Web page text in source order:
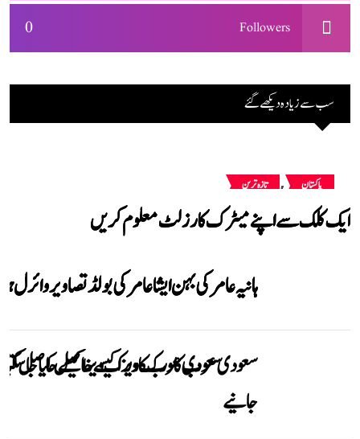
0 Followers
سب سے زیادہ دیکھے گئے
پاکستان , تازہ ترین
ایک کلک سے اپنے میٹرک کا رزلٹ معلوم کریں
ہانیہ عامر کی بہن ایشا عامر کی بولڈ تصاویر وائرل
سعودی عرب کا ورک ویزا کیسے حاصل کیا
جانیے